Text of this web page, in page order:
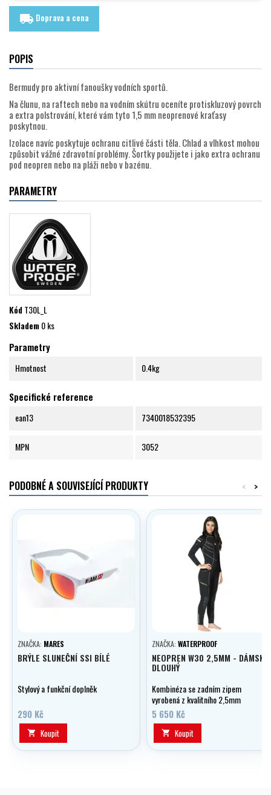
local_shipping Doprava a cena
POPIS
Bermudy pro aktivní fanoušky vodních sportů.
Na člunu, na raftech nebo na vodním skútru oceníte protiskluzový povrch
a extra polstrování, které vám tyto 1,5 mm neoprenové kraťasy
poskytnou.
Izolace navíc poskytuje ochranu citlivé části těla. Chlad a vlhkost mohou
způsobit vážné zdravotní problémy. Šortky použijete i jako extra ochranu
pod neopren nebo na pláži nebo v bazénu.
PARAMETRY
KódT30L_L
Skladem0 ks
Parametry
Hmotnost 0.4kg
Specifické reference
ean13 7340018532395
MPN 3052
PODOBNÉ A SOUVISEJÍCÍ PRODUKTY >
<
ZNAČKA: MARES
BRÝLE SLUNEČNÍ SSI BÍLÉ
Stylový a funkční doplněk
290 Kč
 Koupit
ZNAČKA: WATERPROOF
NEOPREN W30 2,5MM - DÁMSKÝ
DLOUHÝ
Kombinéza se zadním zipem
vyrobená z kvalitního 2,5mm
Microcell CR neoprenu je ideální
pro potápění v tropických vodách
a vodní sporty-doprodej
5 650 Kč
 Koupit